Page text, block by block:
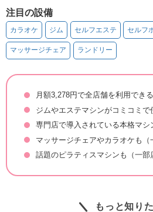
注目の設備
カラオケ ジム セルフエステ セルフ
マッサージチェア ランドリー
月額3,278円で全店舗を利用できる
ジムやエステマシンがコミコミで
専門店で導入されている本格マシ
マッサージチェアやカラオケも（
話題のピラティスマシンも（一部
もっと知り